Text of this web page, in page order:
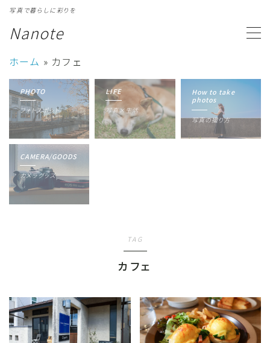
Nanote
写真で暮らしに彩りを
MENU
カテゴリ一覧 Category
写真ギャラリー Gallery
プロフィール
ホーム » カフェ
フォトスポット
PHOTO
写真×生活
LIFE
写真の撮り方
How to take
photos
カメラグッズ
CAMERA/GOODS
TAG
カフェ